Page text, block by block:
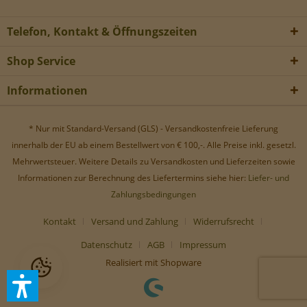
Telefon, Kontakt & Öffnungszeiten
Shop Service
Informationen
* Nur mit Standard-Versand (GLS) - Versandkostenfreie Lieferung
innerhalb der EU ab einem Bestellwert von € 100,-. Alle Preise inkl. gesetzl.
Mehrwertsteuer. Weitere Details zu Versandkosten und Lieferzeiten sowie
Informationen zur Berechnung des Liefertermins siehe hier: Liefer- und
Zahlungsbedingungen
Kontakt Versand und Zahlung
Widerrufsrecht
Datenschutz
AGB
Impressum
Realisiert mit Shopware